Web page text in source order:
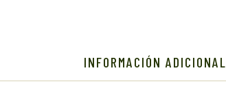
INFORMACIÓN ADICIONAL